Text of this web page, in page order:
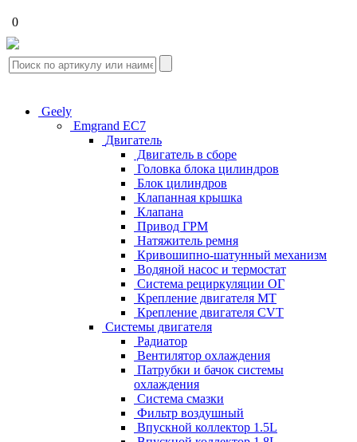
0
Geely
Emgrand EC7
Двигатель
Двигатель в сборе
Головка блока цилиндров
Блок цилиндров
Клапанная крышка
Клапана
Привод ГРМ
Натяжитель ремня
Кривошипно-шатунный механизм
Водяной насос и термостат
Система рециркуляции ОГ
Крепление двигателя MT
Крепление двигателя CVT
Системы двигателя
Радиатор
Вентилятор охлаждения
Патрубки и бачок системы
охлаждения
Система смазки
Фильтр воздушный
Впускной коллектор 1.5L